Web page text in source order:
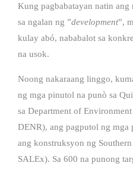
Kung pagbabatayan natin
sa ngalan ng ”development”,
kulay abó, nababalot sa
na usok.
Noong nakaraang linggo,
ng mga pinutol na punò sa
sa Department of
DENR), ang pagputol ng mga
ang konstruksyon ng
SALEx). Sa 600 na punong